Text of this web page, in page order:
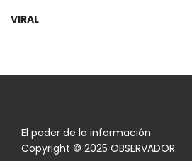
VIRAL
El poder de la información
Copyright © 2025 OBSERVADOR.